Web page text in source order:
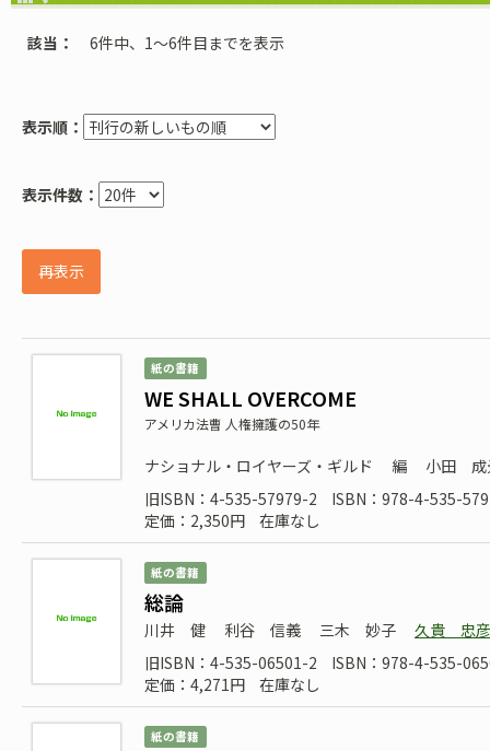
該当 6件中、1〜6件目までを表示
表示順：
表示件数：
再表示
紙の書籍
WE SHALL OVERCOME
アメリカ法曹 人権擁護の50年
ナショナル・ロイヤーズ・ギルド 編
小田 成
旧ISBN：4-535-57979-2
ISBN：978-4-535-
定価：2,350円
在庫なし
紙の書籍
総論
川井 健 利谷 信義 三木 妙子
久貴 忠彦
旧ISBN：4-535-06501-2
ISBN：978-4-535-
定価：4,271円
在庫なし
紙の書籍